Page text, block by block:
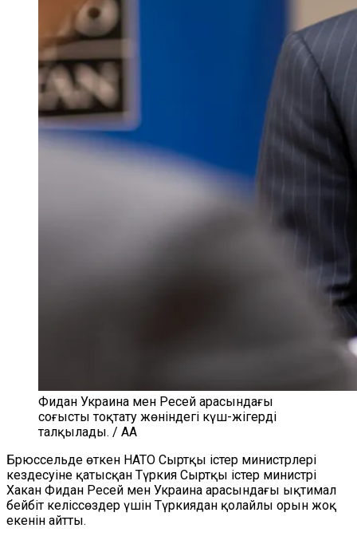
Фидан Украина мен Ресей арасындағы
соғысты тоқтату жөніндегі күш-жігерді
талқылады. / AA
Брюссельде өткен НАТО Сыртқы істер министрлері
кездесуіне қатысқан Түркия Сыртқы істер министрі
Хакан Фидан Ресей мен Украина арасындағы ықтимал
бейбіт келіссөздер үшін Түркиядан қолайлы орын жоқ
екенін айтты.